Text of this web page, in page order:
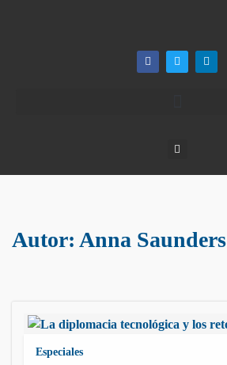
Autor: Anna Saunders
Especiales